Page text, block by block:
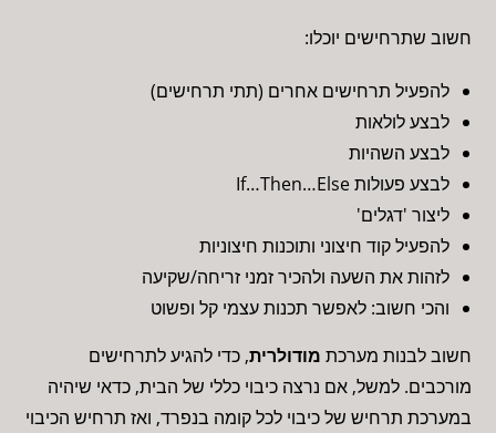
חשוב שתרחישים יוכלו:
להפעיל תרחישים אחרים (תתי תרחישים)
לבצע לולאות
לבצע השהיות
לבצע פעולות If…Then…Else
ליצור 'דגלים'
להפעיל קוד חיצוני ותוכנות חיצוניות
לזהות את השעה ולהכיר זמני זריחה/שקיעה
והכי חשוב: לאפשר תכנות עצמי קל ופשוט
חשוב לבנות מערכת מודולרית, כדי להגיע לתרחישים
מורכבים. למשל, אם נרצה כיבוי כללי של הבית, כדאי שיהיה
במערכת תרחיש של כיבוי לכל קומה בנפרד, ואז תרחיש הכיבוי